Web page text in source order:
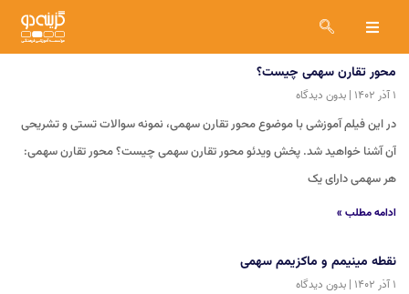
محور تقارن سهمی چیست؟
۱ آذر ۱۴۰۲ بدون دیدگاه
در این فیلم آموزشی با موضوع محور تقارن سهمی، نمونه سوالات تستی و تشریحی
آن آشنا خواهید شد. پخش ویدئو محور تقارن سهمی چیست؟ محور تقارن سهمی:
هر سهمی دارای یک
ادامه مطلب »
نقطه مینیمم و ماکزیمم سهمی
۱ آذر ۱۴۰۲ بدون دیدگاه